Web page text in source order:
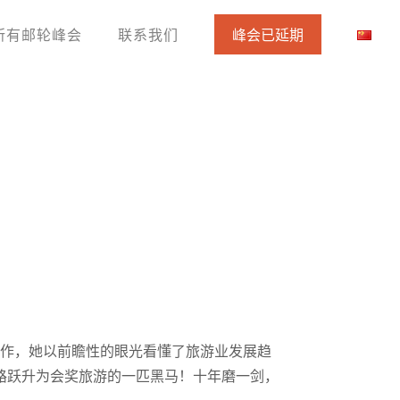
有邮轮峰会 联系我们 峰会已延期
，她以前瞻性的眼光看懂了旅游业发展趋
升为会奖旅游的一匹黑马！十年磨一剑，